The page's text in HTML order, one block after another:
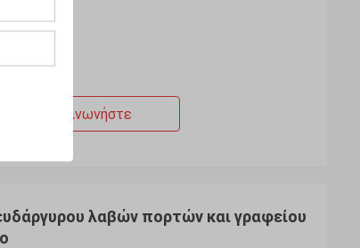
κουζινών
Επικοινωνήστε
λαβών πορτών και γραφείου